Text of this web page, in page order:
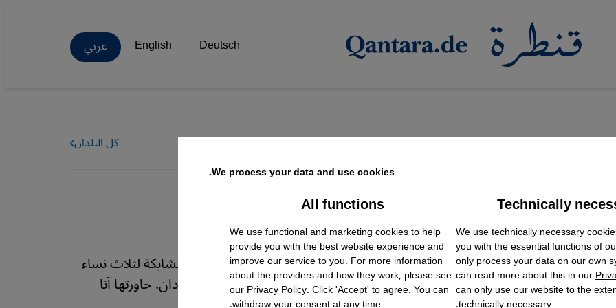
Deutsch
English عربي
كل البلدان
الحرب في السودان
"لم نكن نعيش بكرامة منذ مدة طويلة"
الأولى "فم مملوء بالملح" تروي الكاتبة والطبيبة السودانية ريم جعفر القصص المتشابكة لثلاث نساء
يدور الحوار حول الكتابة المسؤولة وقدواتها الأدبية والحرب المنسية في السودان. حاورتها آنا
We process your data and use cookies.
Technically
We use technically necessary
you with the essential functions of
only process your data on our own
can read more about this in our
can only use our website to the
All functions
We use functional and marketing cookies to help
provide you with the best website experience and
improve our service to you. For more information
about the providers and how they work, please see
ourPrivacy Policy. Click 'Accept' to agree. You can
Facebook Embed / Facebook Connect
Twitter Embed
Instagram Embed
Youtube Embed
Google Maps Embed